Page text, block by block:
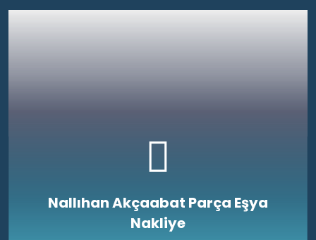
Nallıhan Akçaabat Parça Eşya
Nakliye